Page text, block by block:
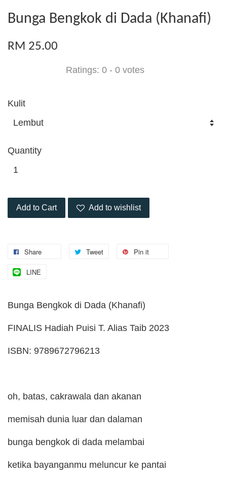
Bunga Bengkok di Dada (Khanafi)
RM 25.00
Ratings: 0 - 0 votes
Kulit
Quantity
Add to Cart Add to wishlist
Share Tweet Pin it
LINE
Bunga Bengkok di Dada (Khanafi)
FINALIS Hadiah Puisi T. Alias Taib 2023
ISBN: 9789672796213
oh, batas, cakrawala dan akanan
memisah dunia luar dan dalaman
bunga bengkok di dada melambai
ketika bayanganmu meluncur ke pantai